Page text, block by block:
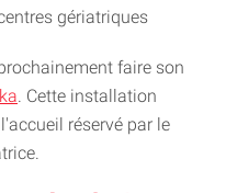
gériatriques
faire son
. Cette installation
réservé par le